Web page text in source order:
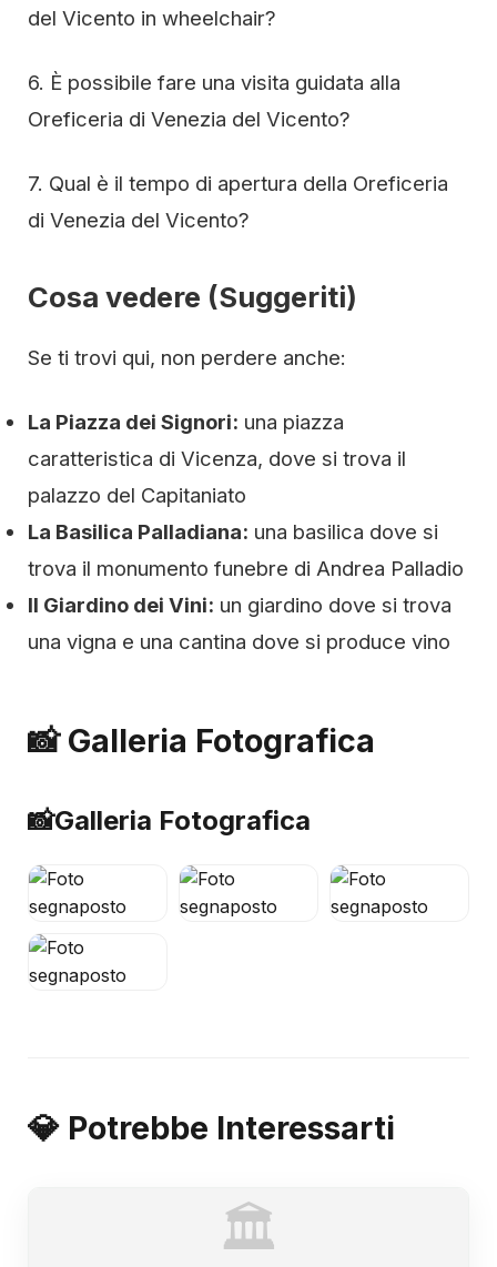
del Vicento in wheelchair?
6. È possibile fare una visita guidata alla
Oreficeria di Venezia del Vicento?
7. Qual è il tempo di apertura della Oreficeria
di Venezia del Vicento?
Cosa vedere (Suggeriti)
Se ti trovi qui, non perdere anche:
La Piazza dei Signori: una piazza
caratteristica di Vicenza, dove si trova il
palazzo del Capitaniato
La Basilica Palladiana: una basilica dove si
trova il monumento funebre di Andrea Palladio
Il Giardino dei Vini: un giardino dove si trova
una vigna e una cantina dove si produce vino
📸 Galleria Fotografica
📸Galleria Fotografica
💎 Potrebbe Interessarti
🏛️